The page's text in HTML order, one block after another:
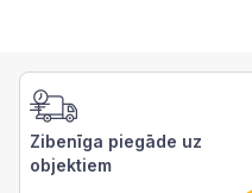
Zibenīga piegāde uz
objektiem